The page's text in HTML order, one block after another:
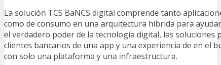
La solución TCS BaNCS digital comprende tanto
como de consumo en una arquitectura híbrida para
el verdadero poder de la tecnología digital, las soluciones
clientes bancarios de una app y una experiencia de en el
con solo una plataforma y una infraestructura.